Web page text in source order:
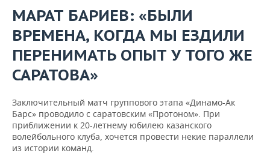
ОПК
ЭНЕРГЕТИКА
ТРАНСПОРТ
УСЛУГИ
IT
МЕДИА
ТЕЛЕКОММУНИКАЦИИ
НОВОСТИ МЕРОПРИЯТИЙ
ВЫЕЗДНАЯ РЕДАКЦИЯ
БИЗНЕС-БРАНЧИ
ОТКРЫТАЯ ЛЕКЦИЯ
СПОРТ
НОВОСТИ СПОРТА
ФУТБОЛ
БАСКЕТБОЛ
ВОЛЕЙБОЛ
ОБЩЕСТВО
НОВОСТИ ОБЩЕСТВА
ИНФРАСТРУКТУРА
ИСТОРИЯ
ФОТОГАЛЕРЕЯ
СПРАВОЧНИК
СПИСОК ПЕРСОН
ПОЛНАЯ ВЕРСИЯ
МАРАТ БАРИЕВ: «БЫЛИ
ВРЕМЕНА, КОГДА МЫ ЕЗДИЛИ
ПЕРЕНИМАТЬ ОПЫТ У ТОГО ЖЕ
САРАТОВА»
Заключительный матч группового этапа «Динамо-Ак
Барс» проводило с саратовским «Протоном». При
приближении к 20-летнему юбилею казанского
волейбольного клуба, хочется провести некие параллели
из истории команд.